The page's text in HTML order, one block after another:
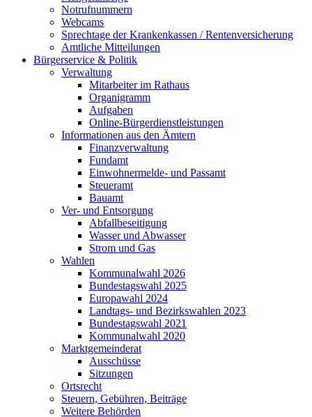
Notrufnummern
Webcams
Sprechtage der Krankenkassen / Rentenversicherung
Amtliche Mitteilungen
Bürgerservice & Politik
Verwaltung
Mitarbeiter im Rathaus
Organigramm
Aufgaben
Online-Bürgerdienstleistungen
Informationen aus den Ämtern
Finanzverwaltung
Fundamt
Einwohnermelde- und Passamt
Steueramt
Bauamt
Ver- und Entsorgung
Abfallbeseitigung
Wasser und Abwasser
Strom und Gas
Wahlen
Kommunalwahl 2026
Bundestagswahl 2025
Europawahl 2024
Landtags- und Bezirkswahlen 2023
Bundestagswahl 2021
Kommunalwahl 2020
Marktgemeinderat
Ausschüsse
Sitzungen
Ortsrecht
Steuern, Gebühren, Beiträge
Weitere Behörden